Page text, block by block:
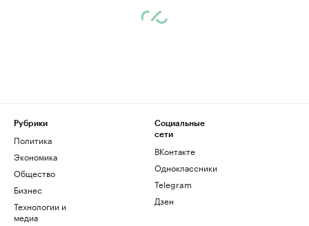
Рубрики
Политика
Экономика
Общество
Бизнес
Технологии и
медиа
Социальные
сети
ВКонтакте
Одноклассники
Telegram
Дзен